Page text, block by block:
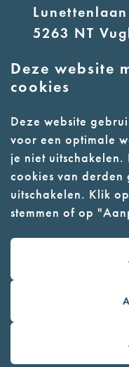
Deze website
cookies
Deze website
voor een optimale
je niet uitschakelen.
cookies van
uitschakelen. Klik
stemmen of op
5263 NT
E:
- Parkeer in
- Alleen
toegestaan